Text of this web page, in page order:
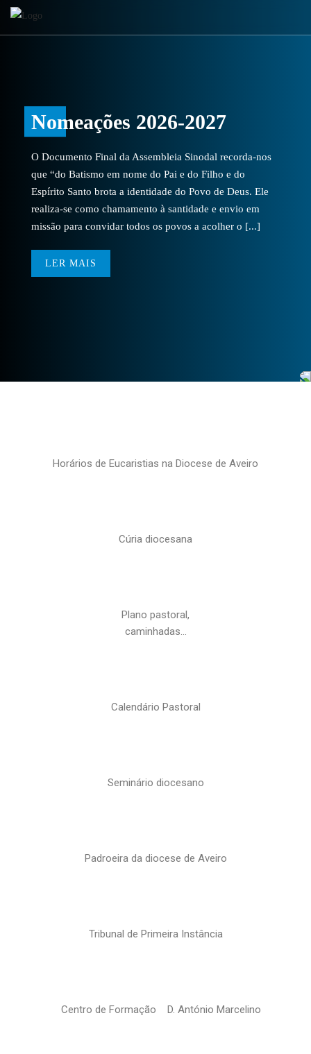
Nomeações 2026-2027
O Documento Final da Assembleia Sinodal recorda-nos
que “do Batismo em nome do Pai e do Filho e do
Espírito Santo brota a identidade do Povo de Deus. Ele
realiza-se como chamamento à santidade e envio em
missão para convidar todos os povos a acolher o [...]
LER MAIS
Horários de Eucaristias na Diocese de Aveiro
Cúria diocesana
Plano pastoral,
caminhadas…
Calendário Pastoral
Seminário diocesano
Padroeira da diocese de Aveiro
Tribunal de Primeira Instância
Centro de Formação D. António Marcelino